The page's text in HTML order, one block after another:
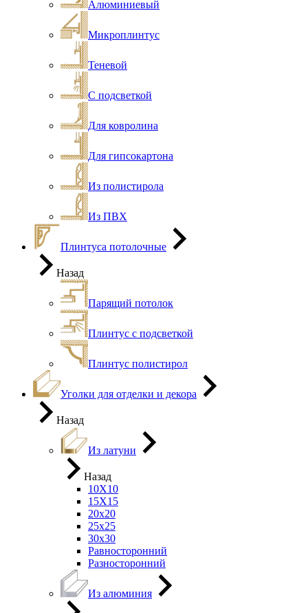
Алюминиевый
Микроплинтус
Теневой
С подсветкой
Для ковролина
Для гипсокартона
Из полистирола
Из ПВХ
Плинтуса потолочные
Назад
Парящий потолок
Плинтус с подсветкой
Плинтус полистирол
Уголки для отделки и декора
Назад
Из латуни
Назад
10Х10
15Х15
20х20
25х25
30х30
Равносторонний
Разносторонний
Из алюминия